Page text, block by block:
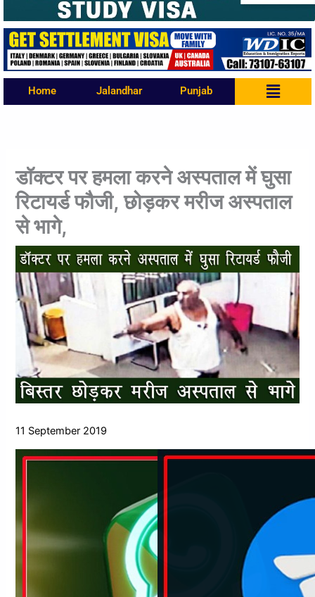
Home Jalandhar Punjab Menu
डॉक्टर पर हमला करने अस्पताल में घुसा
रिटायर्ड फौजी, छोड़कर मरीज अस्पताल
से भागे,
11 September 2019